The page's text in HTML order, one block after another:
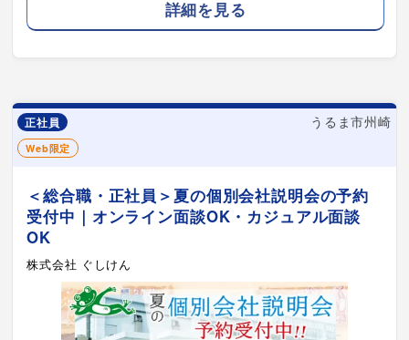
詳細を見る
正社員 うるま市州崎
Web限定
＜総合職・正社員＞夏の個別会社説明会の予約
受付中｜オンライン面談OK・カジュアル面談
OK
株式会社 ぐしけん